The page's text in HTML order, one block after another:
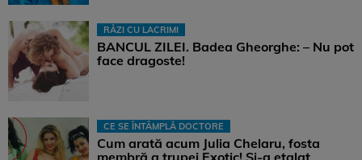
RÂZI CU LACRIMI
BANCUL ZILEI. Badea Gheorghe: – Nu pot
face dragoste!
CE SE ÎNTÂMPLĂ DOCTORE
Cum arată acum Julia Chelaru, fosta
membră a trupei Exotic! Și-a etalat